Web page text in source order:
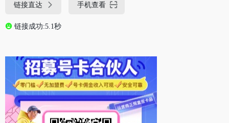
链接直达 手机查看
链接成功:5.1秒